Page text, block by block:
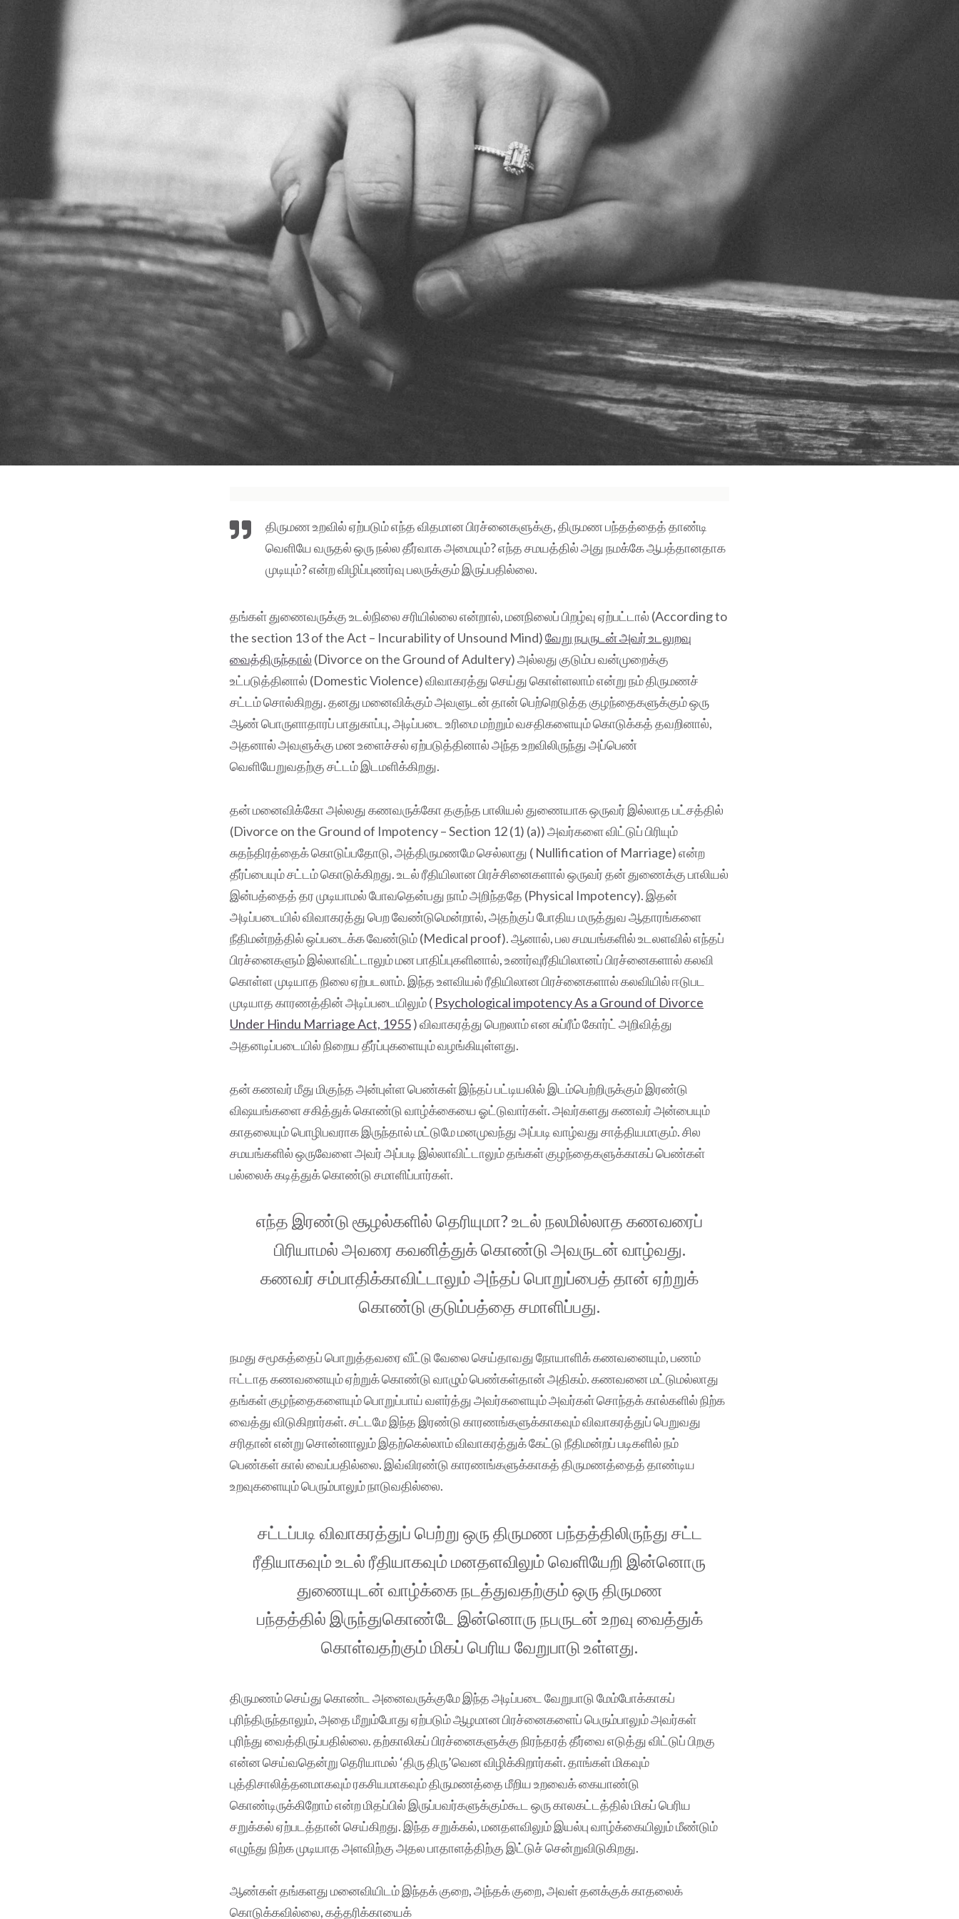
திருமண உறவில் ஏற்படும் எந்த விதமான பிரச்னைகளுக்கு, திருமண பந்தத்தைத் தாண்டி
வெளியே வருதல் ஒரு நல்ல தீர்வாக அமையும்? எந்த சமயத்தில் அது நமக்கே ஆபத்தானதாக
முடியும்? என்ற விழிப்புணர்வு பலருக்கும் இருப்பதில்லை.
தங்கள் துணைவருக்கு உடல்நிலை சரியில்லை என்றால், மனநிலைப் பிறழ்வு ஏற்பட்டால் (According to
the section 13 of the Act – Incurability of Unsound Mind)வேறு நபருடன் அவர் உடலுறவு
வைத்திருந்தால் (Divorce on the Ground of Adultery) அல்லது குடும்ப வன்முறைக்கு
உட்படுத்தினால் (Domestic Violence) விவாகரத்து செய்து கொள்ளலாம் என்று நம் திருமணச்
சட்டம் சொல்கிறது. தனது மனைவிக்கும் அவளுடன் தான் பெற்றெடுத்த குழந்தைகளுக்கும் ஒரு
ஆண் பொருளாதாரப் பாதுகாப்பு, அடிப்படை உரிமை மற்றும் வசதிகளையும் கொடுக்கத் தவறினால்,
அதனால் அவளுக்கு மன உளைச்சல் ஏற்படுத்தினால் அந்த உறவிலிருந்து அப்பெண்
வெளியேறுவதற்கு சட்டம் இடமளிக்கிறது.
தன் மனைவிக்கோ அல்லது கணவருக்கோ தகுந்த பாலியல் துணையாக ஒருவர் இல்லாத பட்சத்தில்
(Divorce on the Ground of Impotency – Section 12 (1) (a)) அவர்களை விட்டுப் பிரியும்
சுதந்திரத்தைக் கொடுப்பதோடு, அத்திருமணமே செல்லாது ( Nullification of Marriage) என்ற
தீர்ப்பையும் சட்டம் கொடுக்கிறது. உடல் ரீதியிலான பிரச்சினைகளால் ஒருவர் தன் துணைக்கு பாலியல்
இன்பத்தைத் தர முடியாமல் போவதென்பது நாம் அறிந்ததே (Physical Impotency). இதன்
அடிப்படையில் விவாகரத்து பெற வேண்டுமென்றால், அதற்குப் போதிய மருத்துவ ஆதாரங்களை
நீதிமன்றத்தில் ஒப்படைக்க வேண்டும் (Medical proof). ஆனால், பல சமயங்களில் உடலளவில் எந்தப்
பிரச்னைகளும் இல்லாவிட்டாலும் மன பாதிப்புகளினால், உணர்வுரீதியிலானப் பிரச்னைகளால் கலவி
கொள்ள முடியாத நிலை ஏற்படலாம். இந்த உளவியல் ரீதியிலான பிரச்னைகளால் கலவியில் ஈடுபட
முடியாத காரணத்தின் அடிப்படையிலும் ( Psychological impotency As a Ground of Divorce
Under Hindu Marriage Act, 1955) விவாகரத்து பெறலாம் என சுப்ரீம் கோர்ட் அறிவித்து
அதனடிப்படையில் நிறைய தீர்ப்புகளையும் வழங்கியுள்ளது.
தன் கணவர் மீது மிகுந்த அன்புள்ள பெண்கள் இந்தப் பட்டியலில் இடம்பெற்றிருக்கும் இரண்டு
விஷயங்களை சகித்துக் கொண்டு வாழ்க்கையை ஓட்டுவார்கள். அவர்களது கணவர் அன்பையும்
காதலையும் பொழிபவராக இருந்தால் மட்டுமே மனமுவந்து அப்படி வாழ்வது சாத்தியமாகும். சில
சமயங்களில் ஒருவேளை அவர் அப்படி இல்லாவிட்டாலும் தங்கள் குழந்தைகளுக்காகப் பெண்கள்
பல்லைக் கடித்துக் கொண்டு சமாளிப்பார்கள்.
எந்த இரண்டு சூழல்களில் தெரியுமா? உடல் நலமில்லாத கணவரைப்
பிரியாமல் அவரை கவனித்துக் கொண்டு அவருடன் வாழ்வது.
கணவர் சம்பாதிக்காவிட்டாலும் அந்தப் பொறுப்பைத் தான் ஏற்றுக்
கொண்டு குடும்பத்தை சமாளிப்பது.
நமது சமூகத்தைப் பொறுத்தவரை வீட்டு வேலை செய்தாவது நோயாளிக் கணவனையும், பணம்
ஈட்டாத கணவனையும் ஏற்றுக் கொண்டு வாழும் பெண்கள்தான் அதிகம். கணவனை மட்டுமல்லாது
தங்கள் குழந்தைகளையும் பொறுப்பாய் வளர்த்து அவர்களையும் அவர்கள் சொந்தக் கால்களில் நிற்க
வைத்து விடுகிறார்கள். சட்டமே இந்த இரண்டு காரணங்களுக்காகவும் விவாகரத்துப் பெறுவது
சரிதான் என்று சொன்னாலும் இதற்கெல்லாம் விவாகரத்துக் கேட்டு நீதிமன்றப் படிகளில் நம்
பெண்கள் கால் வைப்பதில்லை. இவ்விரண்டு காரணங்களுக்காகத் திருமணத்தைத் தாண்டிய
உறவுகளையும் பெரும்பாலும் நாடுவதில்லை.
சட்டப்படி விவாகரத்துப் பெற்று ஒரு திருமண பந்தத்திலிருந்து சட்ட
ரீதியாகவும் உடல் ரீதியாகவும் மனதளவிலும் வெளியேறி இன்னொரு
துணையுடன் வாழ்க்கை நடத்துவதற்கும் ஒரு திருமண
பந்தத்தில் இருந்துகொண்டே இன்னொரு நபருடன் உறவு வைத்துக்
கொள்வதற்கும் மிகப் பெரிய வேறுபாடு உள்ளது.
திருமணம் செய்து கொண்ட அனைவருக்குமே இந்த அடிப்படை வேறுபாடு மேம்போக்காகப்
புரிந்திருந்தாலும், அதை மீறும்போது ஏற்படும் ஆழமான பிரச்னைகளைப் பெரும்பாலும் அவர்கள்
புரிந்து வைத்திருப்பதில்லை. தற்காலிகப் பிரச்னைகளுக்கு நிரந்தரத் தீர்வை எடுத்து விட்டுப் பிறகு
என்ன செய்வதென்று தெரியாமல் ‘திரு திரு’வென விழிக்கிறார்கள். தாங்கள் மிகவும்
புத்திசாலித்தனமாகவும் ரகசியமாகவும் திருமணத்தை மீறிய உறவைக் கையாண்டு
கொண்டிருக்கிறோம் என்ற மிதப்பில் இருப்பவர்களுக்கும்கூட ஒரு காலகட்டத்தில் மிகப் பெரிய
சறுக்கல் ஏற்படத்தான் செய்கிறது. இந்த சறுக்கல், மனதளவிலும் இயல்பு வாழ்க்கையிலும் மீண்டும்
எழுந்து நிற்க முடியாத அளவிற்கு அதல பாதாளத்திற்கு இட்டுச் சென்றுவிடுகிறது.
ஆண்கள் தங்களது மனைவியிடம் இந்தக் குறை, அந்தக் குறை, அவள் தனக்குக் காதலைக்
கொடுக்கவில்லை, கத்தரிக்காயைக்